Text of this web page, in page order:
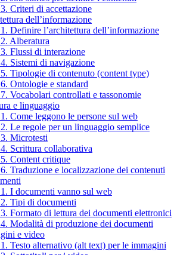
Criteri di accettazione
dell’informazione
Definire l’architettura dell’informazione
Alberatura
Flussi di interazione
Sistemi di navigazione
Tipologie di contenuto (content type)
Ontologie e standard
Vocabolari controllati e tassonomie
e linguaggio
Come leggono le persone sul web
Le regole per un linguaggio semplice
Microtesti
Scrittura collaborativa
Content critique
Traduzione e localizzazione dei contenuti
I documenti vanno sul web
Tipi di documenti
Formato di lettura dei documenti elettronici
Modalità di produzione dei documenti
e video
Testo alternativo (alt text) per le immagini